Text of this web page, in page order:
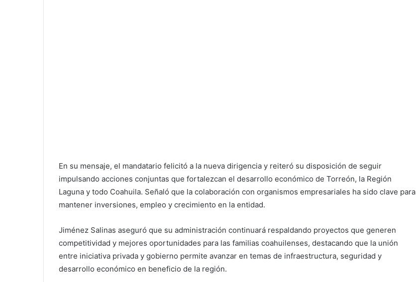
En su mensaje, el mandatario felicitó a la nueva dirigencia y reiteró su disposición de seguir
impulsando acciones conjuntas que fortalezcan el desarrollo económico de Torreón, la Región
Laguna y todo Coahuila. Señaló que la colaboración con organismos empresariales ha sido clave para
mantener inversiones, empleo y crecimiento en la entidad.
Jiménez Salinas aseguró que su administración continuará respaldando proyectos que generen
competitividad y mejores oportunidades para las familias coahuilenses, destacando que la unión
entre iniciativa privada y gobierno permite avanzar en temas de infraestructura, seguridad y
desarrollo económico en beneficio de la región.